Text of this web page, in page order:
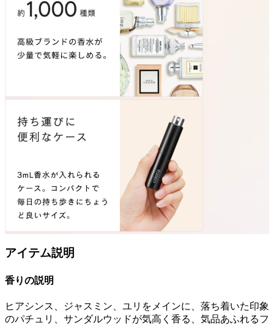
アイテム説明
香りの説明
ヒアシンス、ジャスミン、ユリをメインに、落ち着いた印象
のパチュリ、サンダルウッドが気高く香る、気品あふれるフ